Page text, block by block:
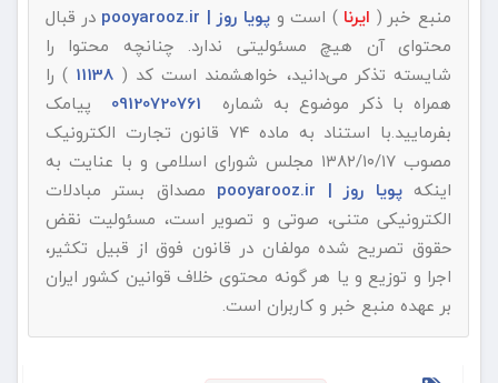
منبع خبر ( ایرنا ) است وپویا روز | pooyarooz.ir
در قبال
محتوای آن هیچ مسئولیتی ندارد. چنانچه محتوا را
شایسته تذکر می‌دانید، خواهشمند است کد (
) را
همراه با ذکر موضوع به شماره
پیامک
بفرمایید.با استناد به ماده ۷۴ قانون تجارت الکترونیک
مصوب ۱۳۸۲/۱۰/۱۷ مجلس شورای اسلامی و با عنایت به
اینکهپویا روز | pooyarooz.ir
مصداق بستر مبادلات
الکترونیکی متنی، صوتی و تصویر است، مسئولیت نقض
حقوق تصریح شده مولفان در قانون فوق از قبیل تکثیر،
اجرا و توزیع و یا هر گونه محتوی خلاف قوانین کشور ایران
بر عهده منبع خبر و کاربران است.